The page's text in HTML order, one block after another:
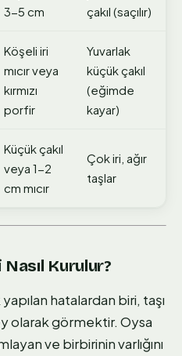
3-5 cm
çakıl (saçılır)
Köşeli iri
mıcır veya
kırmızı
porfir
Yuvarlak
küçük çakıl
(eğimde
kayar)
Küçük çakıl
veya 1-2
cm mıcır
Çok iri, ağır
taşlar
Kurulur?
yapılan hatalardan biri, taşı
olarak görmektir. Oysa
ve birbirinin varlığını